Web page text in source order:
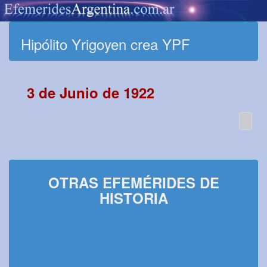
Hipólito Yrigoyen crea YPF
3 de Junio de 1922
OTRAS EFEMÉRIDES DE
HISTORIA